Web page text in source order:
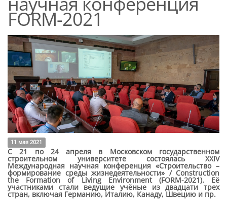
FORM-2021
11 мая 2021
С 21 по 24 апреля в Московском государственном
строительном университете состоялась XXIV
Международная научная конференция «Строительство –
формирование среды жизнедеятельности» / Construction
the Formation of Living Environment (FORM-2021). Её
участниками стали ведущие учёные из двадцати трех
стран, включая Германию, Италию, Канаду, Швецию и пр.